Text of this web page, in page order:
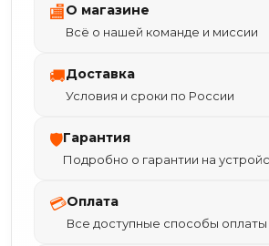
🏬О магазине
Всё о нашей команде и миссии
🚚Доставка
Условия и сроки по России
🛡Гарантия
Подробно о гарантии на
💳Оплата
Все доступные способы оплаты